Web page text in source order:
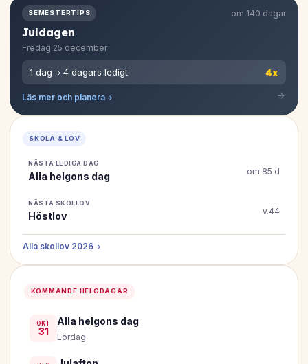
SEMESTERTIPS om 140 dagar
Juldagen
Fredag 25 december
1 dag → 4 dagars ledigt 4x
Läs mer och planera →
SKOLA & LOV
NÄSTA LEDIGA DAG
Alla helgons dag om 85 d
NÄSTA SKOLLOV
Höstlov v.44
Alla skollov 2026 →
KOMMANDE HELGDAGAR
OKT
31
Alla helgons dag
Lördag